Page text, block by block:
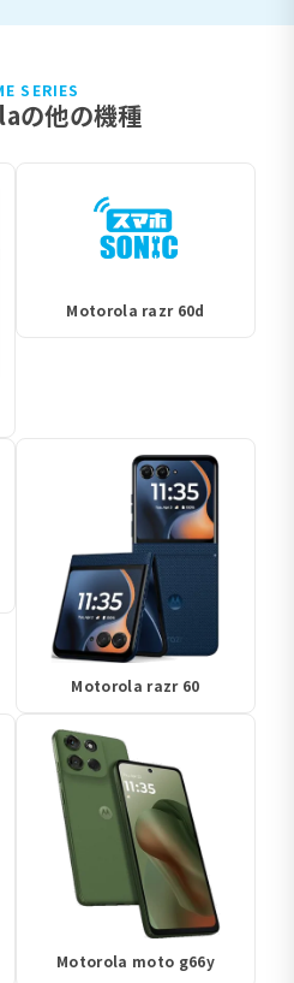
SERIES
の他の機種
Motorola razr 60d
Motorola razr 60
Motorola moto g66y